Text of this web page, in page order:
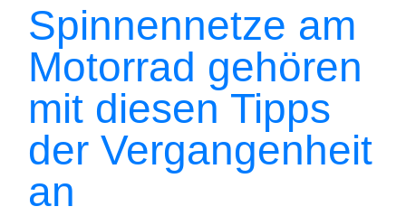
Spinnennetze am
Motorrad gehören
mit diesen Tipps
der Vergangenheit
an